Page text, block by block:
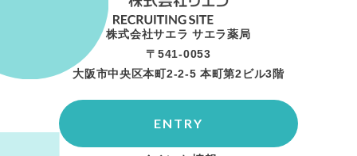
株式会社サエラ サエラ薬局
〒541-0053
大阪市中央区本町2-2-5 本町第2ビル3階
ENTRY